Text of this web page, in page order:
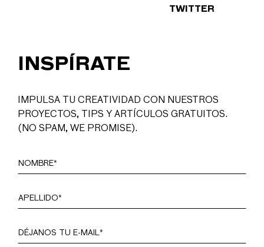
TWITTER
INSPÍRATE
IMPULSA TU CREATIVIDAD CON NUESTROS
PROYECTOS, TIPS Y ARTÍCULOS GRATUITOS.
(NO SPAM, WE PROMISE).